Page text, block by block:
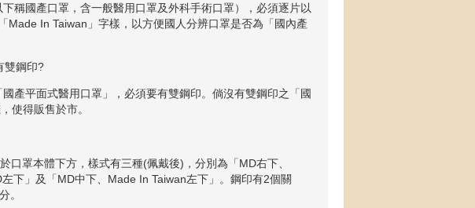
稱國產口罩，含一般醫用口罩及外科手術口罩），必須逐片以
Made In Taiwan」字樣，以方便國人分辨口罩是否為「國內產
雙鋼印?
產平面式醫用口罩」，必須要有雙鋼印。倘沒有雙鋼印之「國
使得販售於市。
口罩本體下方，樣式有三種(佩戴後)，分別為「MD右下、
下」及「MD中下、Made In Taiwan左下」。鋼印有2個關
。